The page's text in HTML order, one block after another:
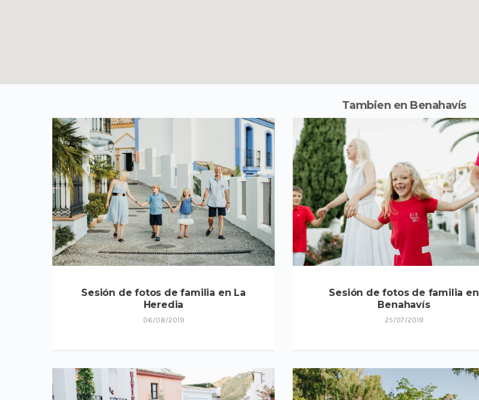
Tambien en Benahavís
Sesión de fotos de familia en La
Heredia
06/08/2019
Sesión de fotos de familia en
Benahavís
25/07/2019